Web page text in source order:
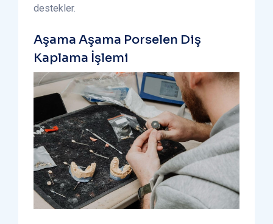
destekler.
Aşama Aşama Porselen Diş
Kaplama İşlemi